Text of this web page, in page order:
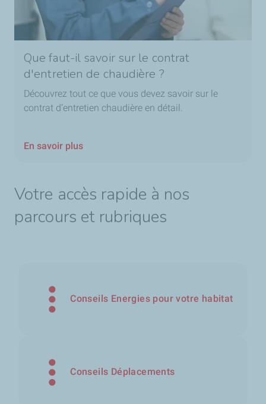
Que faut-il savoir sur le contrat
d'entretien de chaudière ?
Découvrez tout ce que vous devez savoir sur le
contrat d’entretien chaudière en détail.
En savoir plus
Votre accès rapide à nos
parcours et rubriques
Conseils Energies pour votre habitat
Conseils Déplacements